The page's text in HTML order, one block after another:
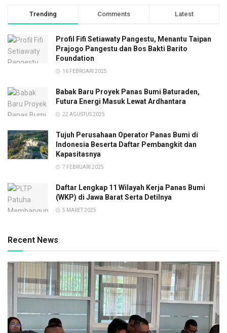
Trending Comments Latest
Profil Fifi Setiawaty Pangestu, Menantu Taipan
Prajogo Pangestu dan Bos Bakti Barito
Foundation
16 FEBRUARI 2025
Babak Baru Proyek Panas Bumi Baturaden,
Futura Energi Masuk Lewat Ardhantara
22 AGUSTUS 2025
Tujuh Perusahaan Operator Panas Bumi di
Indonesia Beserta Daftar Pembangkit dan
Kapasitasnya
7 FEBRUARI 2025
Daftar Lengkap 11 Wilayah Kerja Panas Bumi
(WKP) di Jawa Barat Serta Detilnya
5 MARET 2025
Recent News